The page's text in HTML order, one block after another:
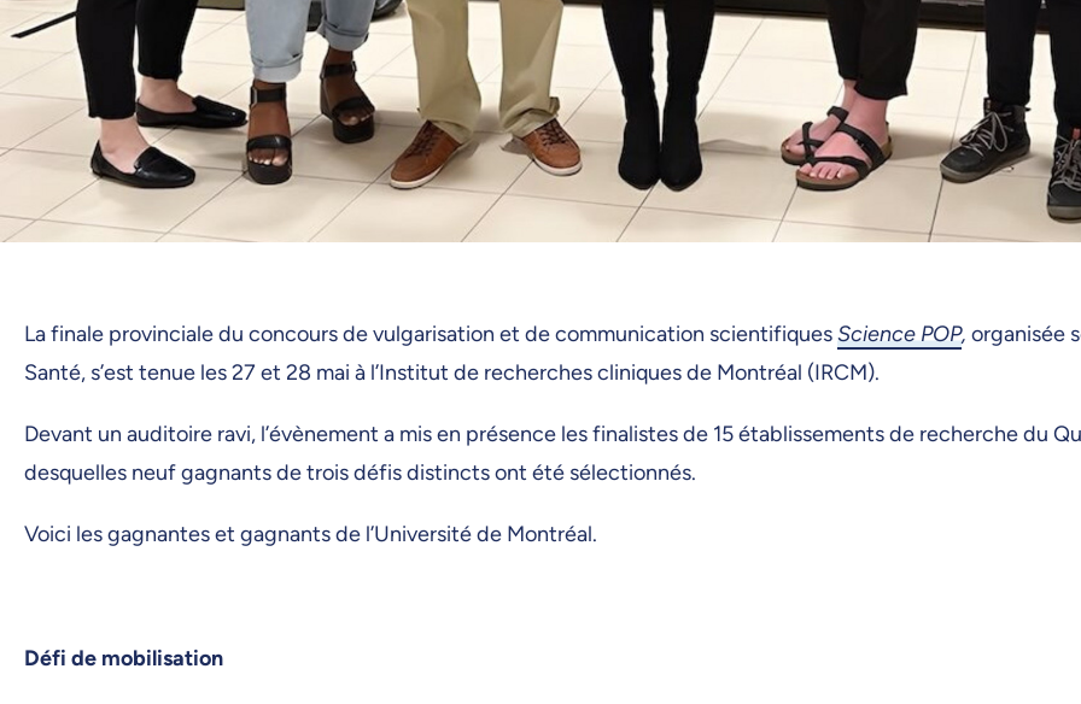
La finale provinciale du concours de vulgarisation et de communication scientifiquesScience POP, organisée
Santé, s’est tenue les 27 et 28 mai à l’Institut de recherches cliniques de Montréal (IRCM).
Devant un auditoire ravi, l’évènement a mis en présence les finalistes de 15 établissements de recherche du
desquelles neuf gagnants de trois défis distincts ont été sélectionnés.
Voici les gagnantes et gagnants de l’Université de Montréal.
Défi de mobilisation